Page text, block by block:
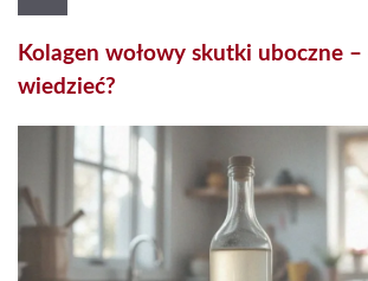
Kolagen wołowy skutki uboczne
wiedzieć?